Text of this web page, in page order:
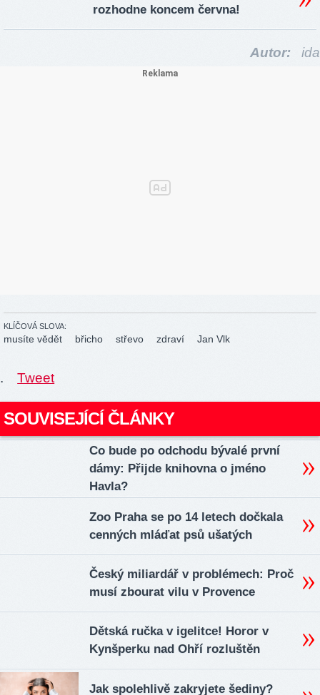
rozhodne koncem června!
Autor: ida
KLÍČOVÁ SLOVA:
musíte vědět břicho střevo zdraví Jan Vlk
. Tweet
SOUVISEJÍCÍ ČLÁNKY
Co bude po odchodu bývalé první
dámy: Přijde knihovna o jméno
Havla?
Zoo Praha se po 14 letech dočkala
cenných mláďat psů ušatých
Český miliardář v problémech: Proč
musí zbourat vilu v Provence
Dětská ručka v igelitce! Horor v
Kynšperku nad Ohří rozluštěn
Jak spolehlivě zakryjete šediny?